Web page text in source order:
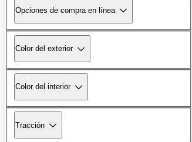
Opciones de compra en línea
Color del exterior
Color del interior
Tracción